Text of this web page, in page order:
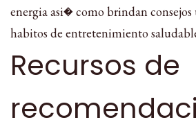
energia asi� como brindan consejos
habitos de entretenimiento
Recursos de